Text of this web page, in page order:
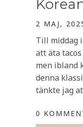
2 MAJ,
Till middag
att äta
men ibland
denna
tänkte jag
0